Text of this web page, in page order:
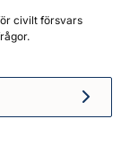
civilt försvars